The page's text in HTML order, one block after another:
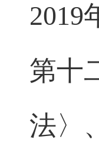
2019
第十
法〉